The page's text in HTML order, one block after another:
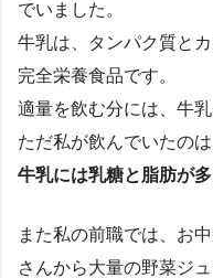
でいました。
牛乳は、タンパク質と
完全栄養食品です。
適量を飲む分には、牛
ただ私が飲んでいたの
牛乳には乳糖と脂肪が
また私の前職では、お
さんから大量の野菜ジ